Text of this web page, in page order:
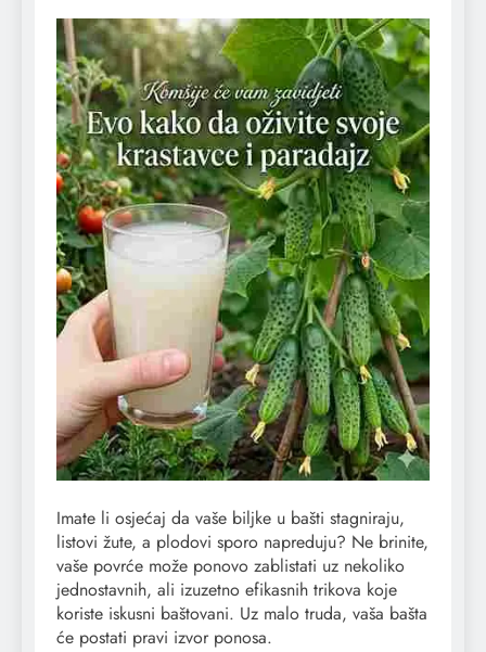
Imate li osjećaj da vaše biljke u bašti stagniraju,
listovi žute, a plodovi sporo napreduju? Ne brinite,
vaše povrće može ponovo zablistati uz nekoliko
jednostavnih, ali izuzetno efikasnih trikova koje
koriste iskusni baštovani. Uz malo truda, vaša bašta
će postati pravi izvor ponosa.